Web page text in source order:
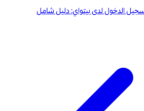
الدخول لدى بيتواي: دليل شامل